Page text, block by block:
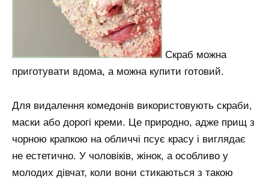
Скраб можна
приготувати вдома, а можна купити готовий.
Для видалення комедонів використовують скраби,
маски або дорогі креми. Це природно, адже прищ з
чорною крапкою на обличчі псує красу і виглядає
не естетично. У чоловіків, жінок, а особливо у
молодих дівчат, коли вони стикаються з такою